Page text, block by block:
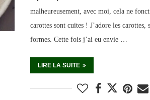
malheureusement, avec moi, cela ne
carottes sont cuites ! J’adore les carottes,
formes. Cette fois j’ai eu envie …
LIRE LA SUITE